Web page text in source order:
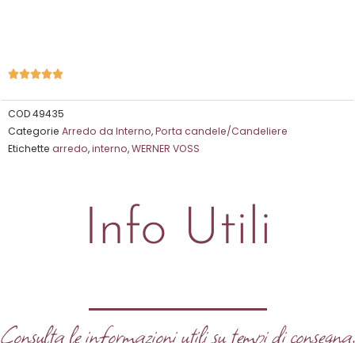
Valutazione
su
5
COD49435
Categorie Arredo da Interno,Porta candele/Candeliere
Etichette arredo,interno,WERNER VOSS
Info Utili